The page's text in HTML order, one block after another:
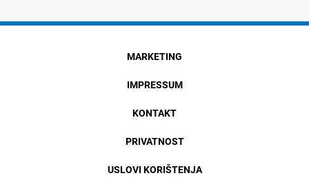
MARKETING
IMPRESSUM
KONTAKT
PRIVATNOST
USLOVI KORIŠTENJA